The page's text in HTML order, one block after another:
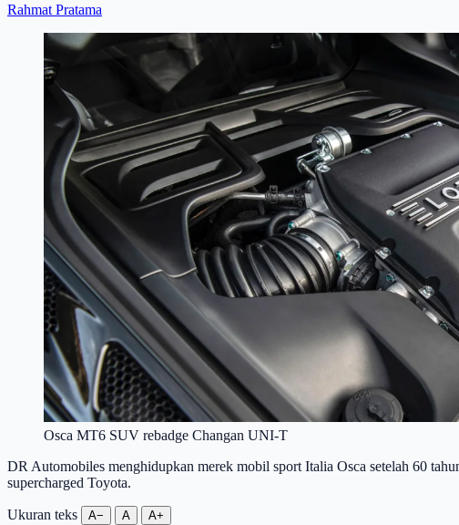
Rahmat Pratama
Osca MT6 SUV rebadge Changan UNI-T
DR Automobiles menghidupkan merek mobil sport Italia Osca setelah 60
supercharged Toyota.
Ukuran teks A− A A+